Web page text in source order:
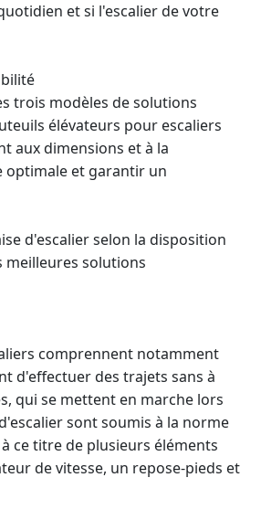
et si l'escalier de votre
trois modèles de solutions
élévateurs pour escaliers
aux dimensions et à la
optimale et garantir un
d'escalier selon la disposition
meilleures solutions
comprennent notamment
d'effectuer des trajets sans à
qui se mettent en marche lors
sont soumis à la norme
ce titre de plusieurs éléments
de vitesse, un repose-pieds et